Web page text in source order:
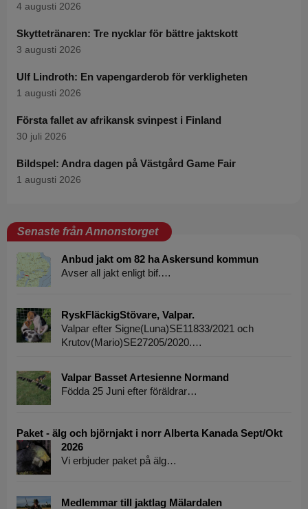
4 augusti 2026
Skyttetränaren: Tre nycklar för bättre jaktskott
3 augusti 2026
Ulf Lindroth: En vapengarderob för verkligheten
1 augusti 2026
Första fallet av afrikansk svinpest i Finland
30 juli 2026
Bildspel: Andra dagen på Västgård Game Fair
1 augusti 2026
Senaste från Annonstorget
Anbud jakt om 82 ha Askersund kommun
Avser all jakt enligt bif.…
RyskFläckigStövare, Valpar.
Valpar efter Signe(Luna)SE11833/2021 och
Krutov(Mario)SE27205/2020.…
Valpar Basset Artesienne Normand
Födda 25 Juni efter föräldrar…
Paket - älg och björnjakt i norr Alberta Kanada Sept/Okt
2026
Vi erbjuder paket på älg…
Medlemmar till jaktlag Mälardalen